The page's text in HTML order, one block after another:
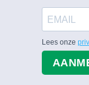
Lees onze